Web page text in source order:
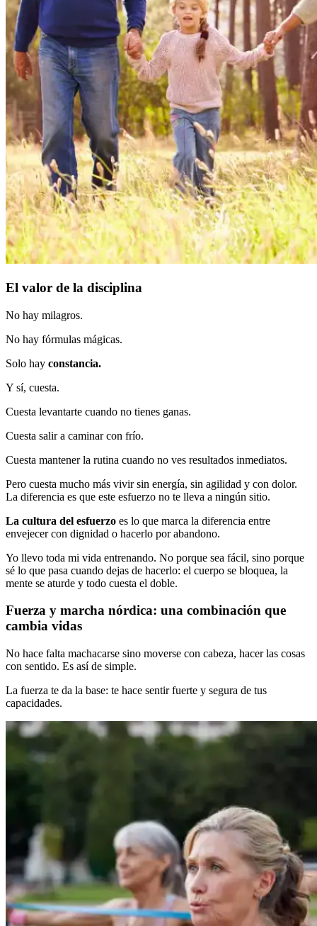
El valor de la disciplina
No hay milagros.
No hay fórmulas mágicas.
Solo hay constancia.
Y sí, cuesta.
Cuesta levantarte cuando no tienes ganas.
Cuesta salir a caminar con frío.
Cuesta mantener la rutina cuando no ves resultados inmediatos.
Pero cuesta mucho más vivir sin energía, sin agilidad y con dolor.
La diferencia es que este esfuerzo no te lleva a ningún sitio.
La cultura del esfuerzo es lo que marca la diferencia entre
envejecer con dignidad o hacerlo por abandono.
Yo llevo toda mi vida entrenando. No porque sea fácil, sino porque
sé lo que pasa cuando dejas de hacerlo: el cuerpo se bloquea, la
mente se aturde y todo cuesta el doble.
Fuerza y marcha nórdica: una combinación que
cambia vidas
No hace falta machacarse sino moverse con cabeza, hacer las cosas
con sentido. Es así de simple.
La fuerza te da la base: te hace sentir fuerte y segura de tus
capacidades.